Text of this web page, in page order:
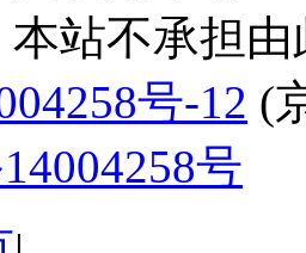
站不承担
号-12 (
号